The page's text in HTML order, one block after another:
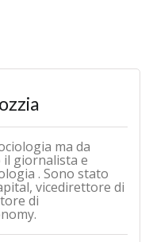
ma da
il giornalista e
. Sono stato
vicedirettore di
di